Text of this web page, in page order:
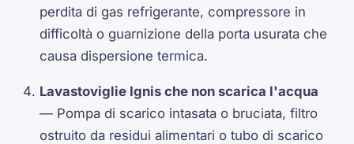
perdita di gas refrigerante, compressore in
difficoltà o guarnizione della porta usurata che
causa dispersione termica.
Lavastoviglie Ignis che non scarica l'acqua
— Pompa di scarico intasata o bruciata, filtro
ostruito da residui alimentari o tubo di scarico